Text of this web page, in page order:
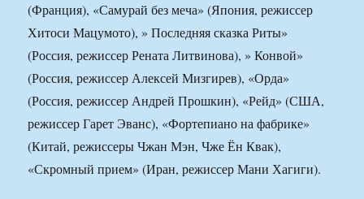
(Франция), «Самурай без меча» (Япония, режиссер
Хитоси Мацумото), » Последняя сказка Риты»
(Россия, режиссер Рената Литвинова), » Конвой»
(Россия, режиссер Алексей Мизгирев), «Орда»
(Россия, режиссер Андрей Прошкин), «Рейд» (США,
режиссер Гарет Эванс), «Фортепиано на фабрике»
(Китай, режиссеры Чжан Мэн, Чже Ён Квак),
«Скромный прием» (Иран, режиссер Мани Хагиги).